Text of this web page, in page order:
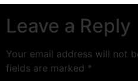
Leave a Reply
Your email address will not
fields are marked *